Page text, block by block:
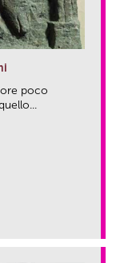
poco